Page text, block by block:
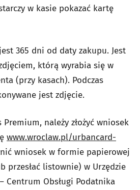
w kasie pokazać kartę
365 dni od daty zakupu. Jest
którą wyrabia się w
(przy kasach). Podczas
jest zdjęcie.
Premium, należy złożyć wniosek
www.wroclaw.pl/urbancard-
wniosek w formie papierowej
przesłać listownie) w Urzędzie
Centrum Obsługi Podatnika